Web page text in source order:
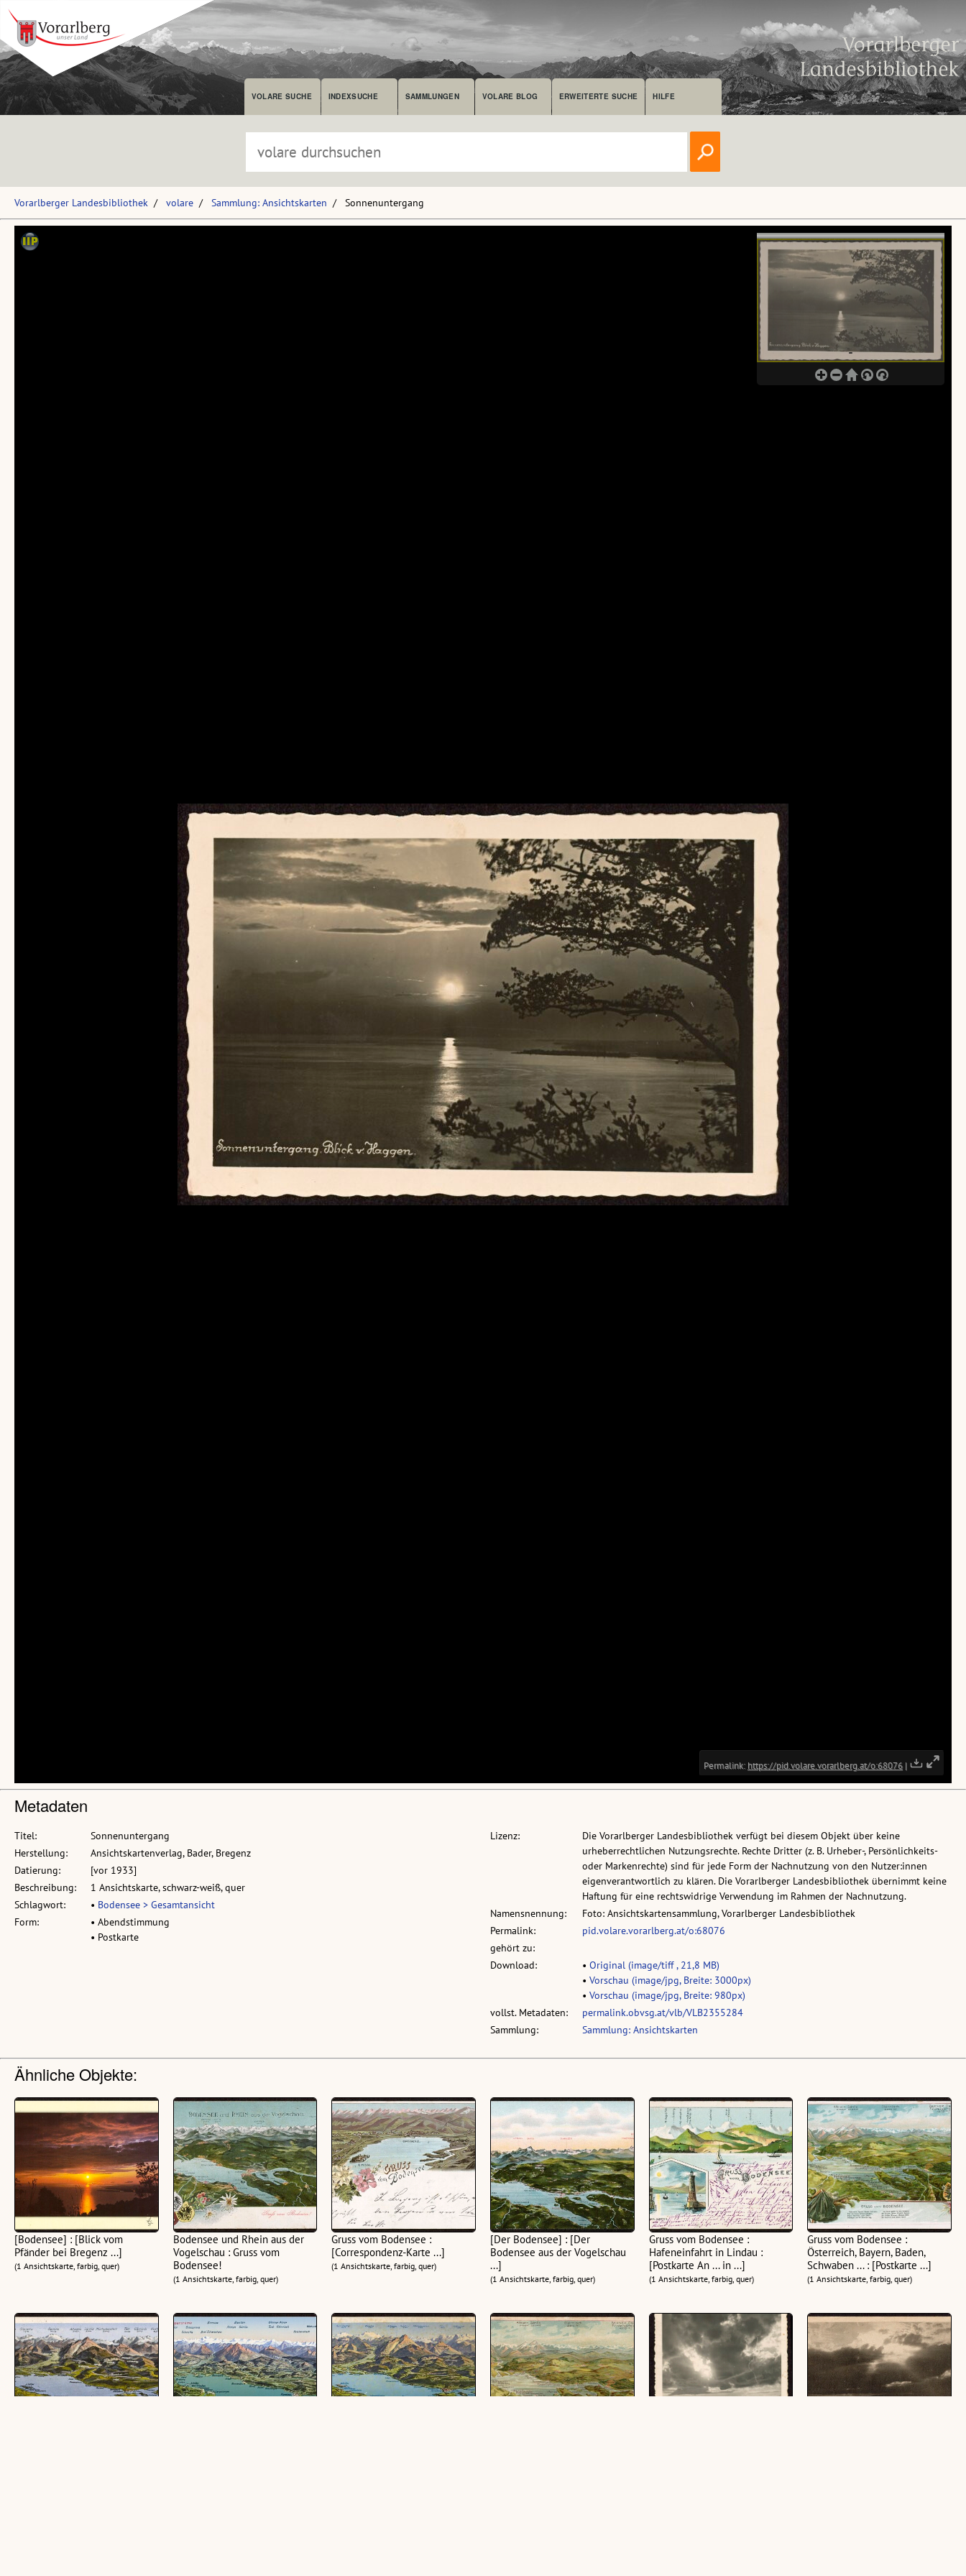
VOLARE SUCHE INDEXSUCHE SAMMLUNGEN VOLARE BLOG ERWEITERTE SUCHE HILFE
Vorarlberger Landesbibliothek volare Sammlung: Ansichtskarten Sonnenuntergang
Metadaten
Titel:
Sonnenuntergang
Herstellung:
Ansichtskartenverlag, Bader, Bregenz
Datierung:
[vor 1933]
Beschreibung:
1 Ansichtskarte, schwarz-weiß, quer
Schlagwort:
• Bodensee > Gesamtansicht
Form:
• Abendstimmung
• Postkarte
Lizenz:
Die Vorarlberger Landesbibliothek verfügt bei diesem Objekt über keine
urheberrechtlichen Nutzungsrechte. Rechte Dritter (z. B. Urheber-, Persönlichkeits-
oder Markenrechte) sind für jede Form der Nachnutzung von den Nutzer:innen
eigenverantwortlich zu klären. Die Vorarlberger Landesbibliothek übernimmt keine
Haftung für eine rechtswidrige Verwendung im Rahmen der Nachnutzung.
Namensnennung:
Foto: Ansichtskartensammlung, Vorarlberger Landesbibliothek
Permalink:
pid.volare.vorarlberg.at/o:68076
gehört zu:
Download:
• Original (image/tiff , 21,8 MB)
• Vorschau (image/jpg, Breite: 3000px)
• Vorschau (image/jpg, Breite: 980px)
vollst. Metadaten:
permalink.obvsg.at/vlb/VLB2355284
Sammlung:
Sammlung: Ansichtskarten
Ähnliche Objekte:
[Bodensee] : [Blick vom
Pfänder bei Bregenz ...]
(1 Ansichtskarte, farbig, quer)
Bodensee und Rhein aus der
Vogelschau : Gruss vom
Bodensee!
(1 Ansichtskarte, farbig, quer)
Gruss vom Bodensee :
[Correspondenz-Karte ...]
(1 Ansichtskarte, farbig, quer)
[Der Bodensee] : [Der
Bodensee aus der Vogelschau
...]
(1 Ansichtskarte, farbig, quer)
Gruss vom Bodensee :
Hafeneinfahrt in Lindau :
[Postkarte An ... in ...]
(1 Ansichtskarte, farbig, quer)
Gruss vom Bodensee :
Österreich, Bayern, Baden,
Schwaben ... : [Postkarte ...]
(1 Ansichtskarte, farbig, quer)